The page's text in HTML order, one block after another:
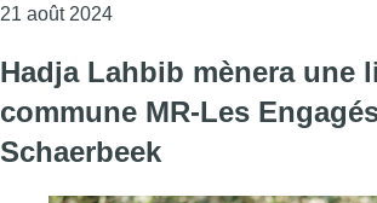
21 août 2024Consulter l'article "Formation
Hadja Lahbib mènera une
commune MR-Les
Schaerbeek